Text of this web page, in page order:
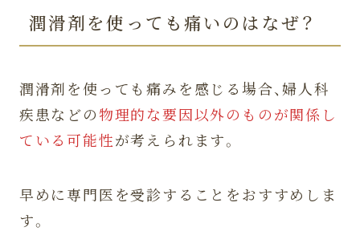
潤滑剤を使っても痛いのはなぜ？
潤滑剤を使っても痛みを感じる場合、婦人科
疾患などの物理的な要因以外のものが関係し
ている可能性が考えられます。
早めに専門医を受診することをおすすめしま
す。